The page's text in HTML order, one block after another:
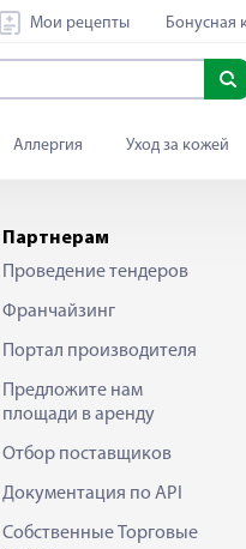
Мои рецепты Бонусная
Аллергия Уход за кожей
Партнерам
Проведение тендеров
Франчайзинг
Портал производителя
Предложите нам
площади в аренду
Отбор поставщиков
Документация по API
Собственные Торговые